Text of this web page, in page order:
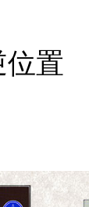
置